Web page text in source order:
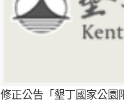
修正公告「墾丁國家公園